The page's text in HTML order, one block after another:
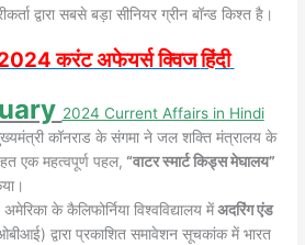
द्वारा सबसे बड़ा सीनियर ग्रीन बॉन्ड किश्त है।
करंट अफेयर्स क्विजहिंदी
2024 Current Affairs in Hindi
कॉनराड के संगमा ने जल शक्ति मंत्रालय के
एक महत्वपूर्ण पहल, “वाटर स्मार्ट किड्स मेघालय”
के कैलिफोर्निया विश्वविद्यालय मेंअदरिंग एंड
द्वारा प्रकाशित समावेशन सूचकांक में भारत